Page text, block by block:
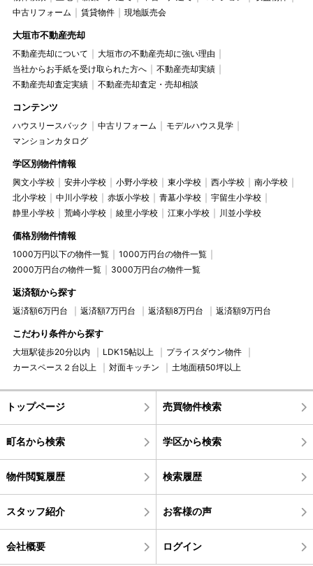
中古リフォーム
賃貸物件 現地販売会
大垣市不動産売却
不動産売却について
大垣市の不動産売却に強い理由
当社からお手紙を受け取られた方へ
不動産売却実績
不動産売却査定実績
不動産売却査定・売却相談
コンテンツ
ハウスリースバック 中古リフォーム
モデルハウス見学
マンションカタログ
学区別物件情報
興文小学校 安井小学校 小野小学校 東小学校 西小学校
南小学校
北小学校
中川小学校 赤坂小学校 青墓小学校
宇留生小学校
静里小学校
荒崎小学校 綾里小学校 江東小学校 川並小学校
価格別物件情報
1000万円以下の物件一覧
1000万円台の物件一覧
2000万円台の物件一覧
3000万円台の物件一覧
返済額から探す
返済額6万円台 返済額7万円台 返済額8万円台 返済額9万円台
こだわり条件から探す
大垣駅徒歩20分以内 LDK15帖以上
プライスダウン物件
カースペース２台以上
対面キッチン 土地面積50坪以上
トップページ 売買物件検索
町名から検索 学区から検索
物件閲覧履歴 検索履歴
スタッフ紹介 お客様の声
会社概要 ログイン